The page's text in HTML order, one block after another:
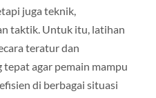
juga teknik,
taktik. Untuk itu, latihan
teratur dan
agar pemain mampu
di berbagai situasi